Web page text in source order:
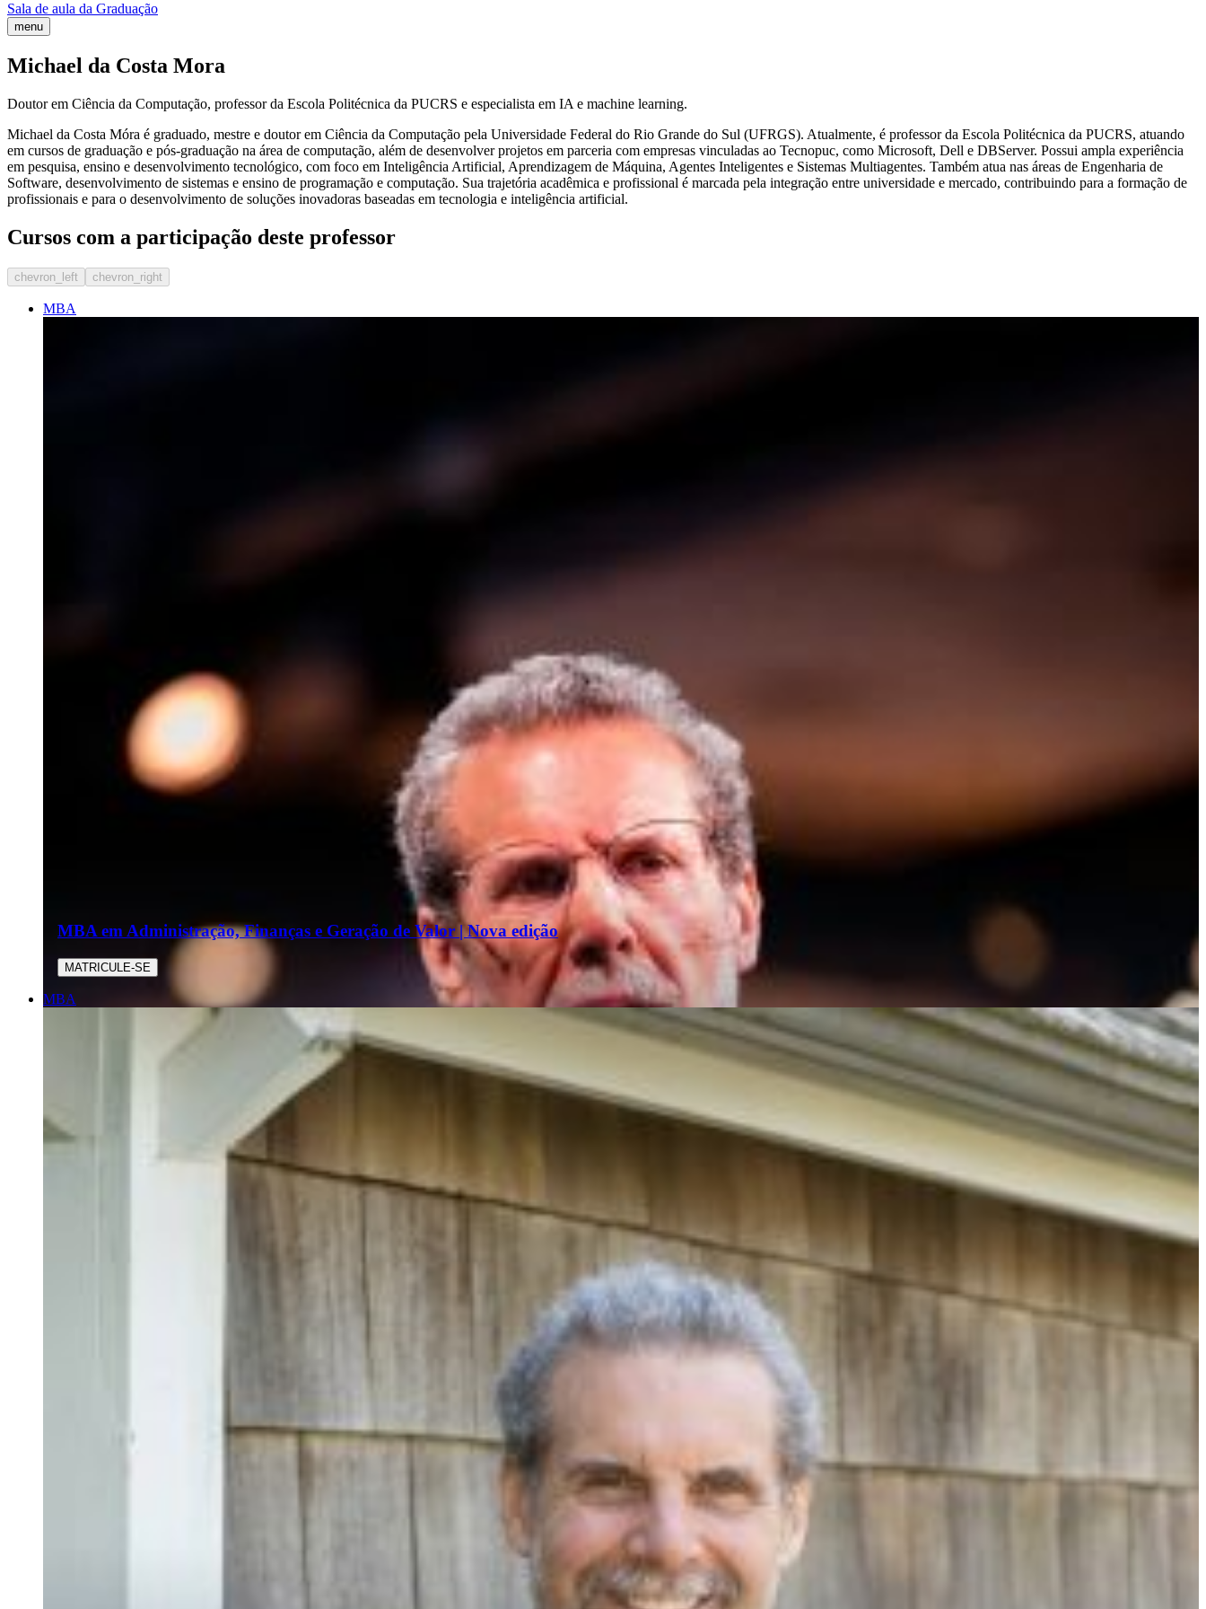
Sala de aula da Graduação
menu
Michael da Costa Mora
Doutor em Ciência da Computação, professor da Escola Politécnica da PUCRS e especialista em IA e machine learning.
Michael da Costa Móra é graduado, mestre e doutor em Ciência da Computação pela Universidade Federal do Rio Grande do Sul (UFRGS). Atualmente, é professor da Escola Politécnica da PUCRS, atuando
em cursos de graduação e pós-graduação na área de computação, além de desenvolver projetos em parceria com empresas vinculadas ao Tecnopuc, como Microsoft, Dell e DBServer. Possui ampla experiência
em pesquisa, ensino e desenvolvimento tecnológico, com foco em Inteligência Artificial, Aprendizagem de Máquina, Agentes Inteligentes e Sistemas Multiagentes. Também atua nas áreas de Engenharia de
Software, desenvolvimento de sistemas e ensino de programação e computação. Sua trajetória acadêmica e profissional é marcada pela integração entre universidade e mercado, contribuindo para a formação de
profissionais e para o desenvolvimento de soluções inovadoras baseadas em tecnologia e inteligência artificial.
Cursos com a participação deste professor
chevron_left chevron_right
MBA
MBA em Administração, Finanças e Geração de Valor | Nova edição
MATRICULE-SE
MBA